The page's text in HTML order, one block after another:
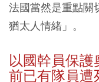
法國當然是重點關
猶太人情緒」。
以國幹員保
前已有隊員遭